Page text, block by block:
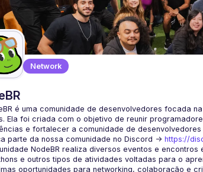
Network
é uma comunidade de desenvolvedores focada
Ela foi criada com o objetivo de reunir
parte da nossa comunidade no Discord -> https://
NodeBR realiza diversos eventos e
e outros tipos de atividades voltadas para o